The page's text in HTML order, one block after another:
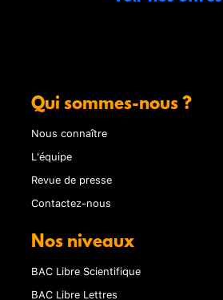
Qui sommes-nous ?
Nous connaître
L'équipe
Revue de presse
Contactez-nous
Nos niveaux
BAC Libre Scientifique
BAC Libre Lettres